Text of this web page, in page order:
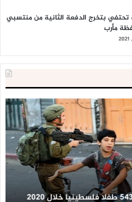
تحتفي بتخرج الدفعة الثانية من منتسبي
مأرب